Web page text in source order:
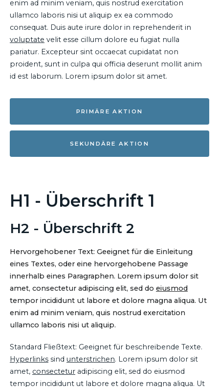
enim ad minim veniam, quis nostrud exercitation
ullamco laboris nisi ut aliquip ex ea commodo
consequat. Duis aute irure dolor in reprehenderit in
voluptate velit esse cillum dolore eu fugiat nulla
pariatur. Excepteur sint occaecat cupidatat non
proident, sunt in culpa qui officia deserunt mollit anim
id est laborum. Lorem ipsum dolor sit amet.
PRIMÄRE AKTION
SEKUNDÄRE AKTION
H1 - Überschrift 1
H2 - Überschrift 2
Hervorgehobener Text: Geeignet für die Einleitung
eines Textes, oder eine hervorgehobene Passage
innerhalb eines Paragraphen. Lorem ipsum dolor sit
amet, consectetur adipiscing elit, sed do eiusmod
tempor incididunt ut labore et dolore magna aliqua. Ut
enim ad minim veniam, quis nostrud exercitation
ullamco laboris nisi ut aliquip.
Standard Fließtext: Geeignet für beschreibende Texte.
Hyperlinks sind unterstrichen. Lorem ipsum dolor sit
amet, consectetur adipiscing elit, sed do eiusmod
tempor incididunt ut labore et dolore magna aliqua. Ut